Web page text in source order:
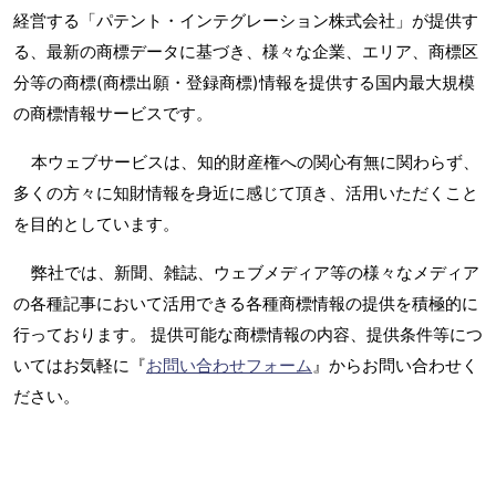
経営する「パテント・インテグレーション株式会社」が提供す
る、最新の商標データに基づき、様々な企業、エリア、商標区
分等の商標(商標出願・登録商標)情報を提供する国内最大規模
の商標情報サービスです。
本ウェブサービスは、知的財産権への関心有無に関わらず、
多くの方々に知財情報を身近に感じて頂き、活用いただくこと
を目的としています。
弊社では、新聞、雑誌、ウェブメディア等の様々なメディア
の各種記事において活用できる各種商標情報の提供を積極的に
行っております。 提供可能な商標情報の内容、提供条件等につ
いてはお気軽に『お問い合わせフォーム 』からお問い合わせく
ださい。